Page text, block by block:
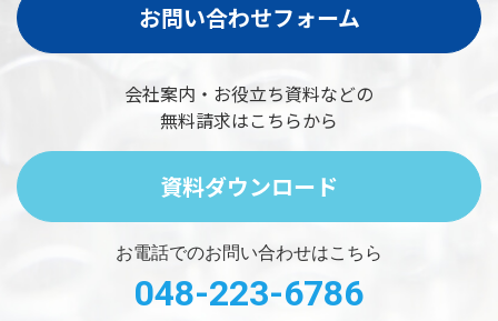
お問い合わせフォーム
会社案内・お役立ち資料などの
無料請求はこちらから
資料ダウンロード
お電話でのお問い合わせはこちら
048-223-6786